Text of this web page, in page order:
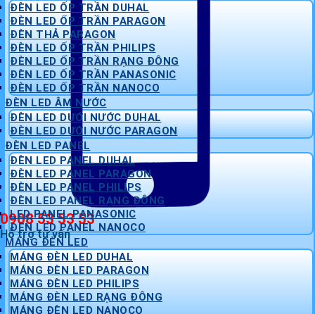
0908 53 53 53
Hỗ trợ tư vấn
ĐÈN LED ỐP TRẦN DUHAL
ĐÈN LED ỐP TRẦN PARAGON
ĐÈN THẢ PARAGON
ĐÈN LED ỐP TRẦN PHILIPS
ĐÈN LED ỐP TRẦN RẠNG ĐÔNG
ĐÈN LED ỐP TRẦN PANASONIC
ĐÈN LED ỐP TRẦN NANOCO
ĐÈN LED ÂM NƯỚC
ĐÈN LED DƯỚI NƯỚC DUHAL
ĐÈN LED DƯỚI NƯỚC PARAGON
ĐÈN LED PANEL
ĐÈN LED PANEL DUHAL
ĐÈN LED PANEL PARAGON
ĐÈN LED PANEL PHILIPS
ĐÈN LED PANEL RẠNG ĐÔNG
LED PANEL PANASONIC
ĐÈN LED PANEL NANOCO
MÁNG ĐÈN LED
MÁNG ĐÈN LED DUHAL
MÁNG ĐÈN LED PARAGON
MÁNG ĐÈN LED PHILIPS
MÁNG ĐÈN LED RẠNG ĐÔNG
MÁNG ĐÈN LED NANOCO